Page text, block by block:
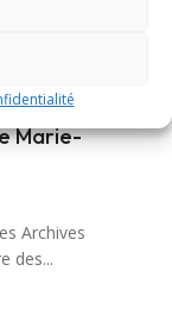
Marie-
Archives
des...